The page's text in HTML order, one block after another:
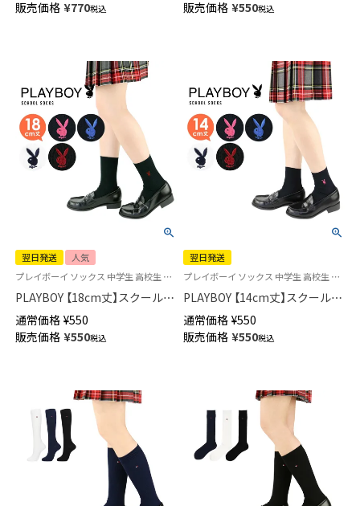
短翌日発送】03737753
販売価格 ¥770税込
短翌日発送】03737752
販売価格 ¥550税込
翌日発送
人気
プレイボーイ ソックス 中学生 高校生 学校 制服 靴下 03737351
PLAYBOY 【18cm丈】スクールソ
ックス ワンポイント 片面刺繍
入り リブ レディース 【365日最
短翌日発送】03737751
通常価格 ¥550
販売価格 ¥550税込
翌日発送
プレイボーイ ソックス 中学生 高校生 学校 制服 靴下 旧03737350
PLAYBOY 【14cm丈】スクールソ
ックス ワンポイント 片面刺繍
入り リブ レディース 【365日最
短翌日発送】03737750
通常価格 ¥550
販売価格 ¥550税込